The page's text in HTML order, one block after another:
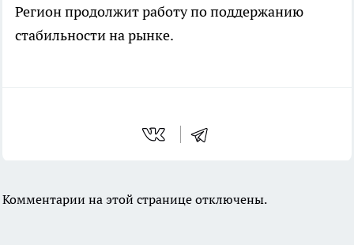
Регион продолжит работу по поддержанию
стабильности на рынке.
Комментарии на этой странице отключены.